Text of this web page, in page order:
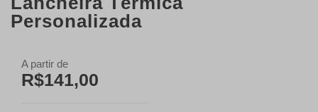
Personalizada
A partir de
R$141,00